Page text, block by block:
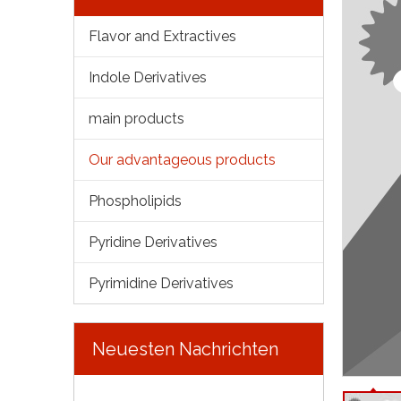
Flavor and Extractives
Indole Derivatives
main products
Our advantageous products
Phospholipids
Pyridine Derivatives
Pyrimidine Derivatives
Neuesten Nachrichten